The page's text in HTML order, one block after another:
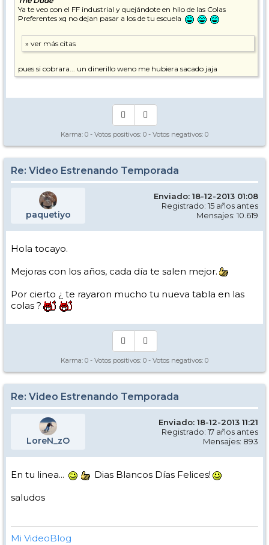
Ya te veo con el FF industrial y quejándote en hilo de las Colas
Preferentes xq no dejan pasar a los de tu escuela
pues si cobrara... un dinerillo weno me hubiera sacado jaja
Karma: 0 - Votos positivos: 0 - Votos negativos: 0
Re: Video Estrenando Temporada
paquetiyo
Enviado: 18-12-2013 01:08
Registrado: 15 años antes
Mensajes: 10.619
Hola tocayo.
Mejoras con los años, cada día te salen mejor.
Por cierto ¿ te rayaron mucho tu nueva tabla en las
colas ?
Karma: 0 - Votos positivos: 0 - Votos negativos: 0
Re: Video Estrenando Temporada
LoreN_zO
Enviado: 18-12-2013 11:21
Registrado: 17 años antes
Mensajes: 893
En tu linea...
Dias Blancos Días Felices!
saludos
Mi VideoBlog